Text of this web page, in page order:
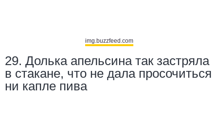
img.buzzfeed.com
29. Долька апельсина так застряла
в стакане, что не дала просочиться
ни капле пива